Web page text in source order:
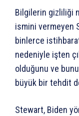
Bilgilerin gizliliği
ismini vermeyen
binlerce
nedeniyle işten
olduğunu ve
büyük bir tehdit
Stewart, Biden